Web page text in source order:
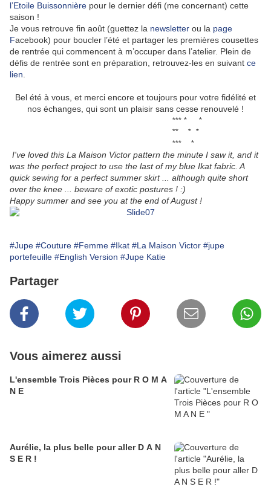
l’Etoile Buissonnière pour le dernier défi (me concernant) cette
saison !
Je vous retrouve fin août (guettez la newsletter ou la page
Facebook) pour boucler l’été et partager les premières cousettes
de rentrée qui commencent à m’occuper dans l’atelier. Plein de
défis de rentrée sont en préparation, retrouvez-les en suivant ce
lien
Bel été à vous, et merci encore et toujours pour votre fidélité et
nos échanges, qui sont un plaisir sans cesse renouvelé !
*** * *
** * *
*** *
I've loved this La Maison Victor pattern the minute I saw it, and it
was the perfect project to use the last of my blue Ikat fabric. A
quick sewing for a perfect summer skirt ... although quite short
over the knee ... beware of exotic postures ! :)
Happy summer and see you at the end of August !
#Jupe #Couture #Femme #Ikat #La Maison Victor #jupe
portefeuille #English Version #Jupe Katie
Partager
Vous aimerez aussi
L'ensemble Trois Pièces pour R O M A
N E
Aurélie, la plus belle pour aller D A N
S E R !